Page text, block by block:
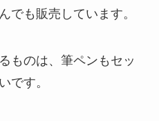
でも販売しています。
ものは、筆ペンもセッ
です。